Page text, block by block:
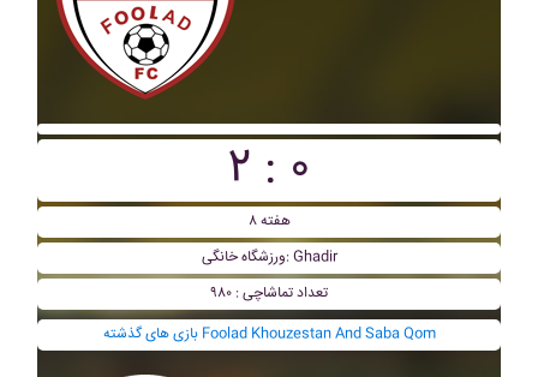
۲ : ۰
هفته ۸
ورزشگاه خانگی: Ghadir
تعداد تماشاچی : ۹۸۰
بازی های گذشته Foolad Khouzestan And Saba Qom